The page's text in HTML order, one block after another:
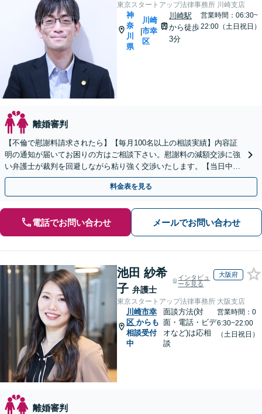
東京スタートアップ法律事務所 川崎支店
神
奈
川
県
|
川崎
市幸
区
川崎駅
から徒歩
3分
営業時間：06:30~
22:00（土日祝日）
離婚審判
【不倫で慰謝料請求されたら】【毎月100名以上の相談実績】内容証
明の通知が届いてお困りの方はご相談下さい。慰謝料の減額交渉に強
い弁護士が裁判を回避しながら粘り強く交渉いたします。【当日中の
相談可(予約制)】【神奈川県全域対応】
料金表を見る
電話でお問い合わせ メールでお問い合わせ
池田 紗希
子 弁護士
インタビュ
ーを見る
大阪府
東京スタートアップ法律事務所 大阪支店
川崎市幸
区 からも
相談受付
中
面談方法(対
面・電話・ビデ
オなど)は応相
談
営業時間：0
6:30~22:00
（土日祝日）
離婚審判